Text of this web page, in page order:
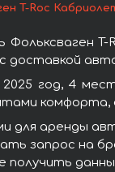
T-Roc
доставкой
год, 4
аренды
запрос на